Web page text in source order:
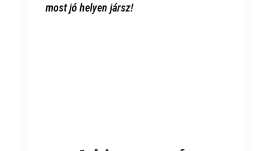
most jó helyen jársz!